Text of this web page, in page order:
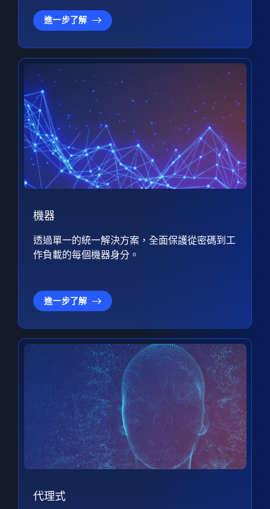
進一步了解
機器
透過單一的統一解決方案，全面保護從密碼到工
作負載的每個機器身分。
進一步了解
代理式